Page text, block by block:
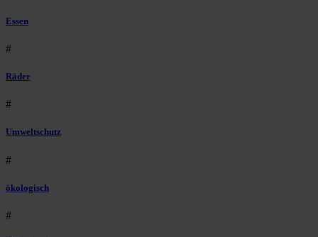
Essen
#
Räder
#
Umweltschutz
#
ökologisch
#